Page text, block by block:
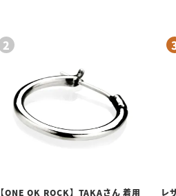
【ONE OK ROCK】TAKAさん 着用 レ